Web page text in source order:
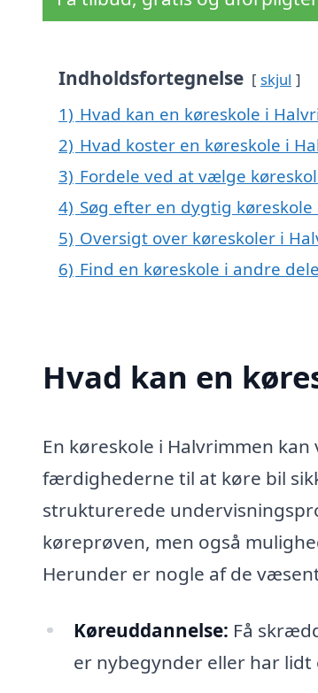
Indholdsfortegnelse skjul
1) Hvad kan en køreskole i
2) Hvad koster en køreskole i
3) Fordele ved at vælge
4) Søg efter en dygtig
5) Oversigt over køreskoler i
6) Find en køreskole i andre
Hvad kan en
En køreskole i Halvrimmen
færdighederne til at køre bil
strukturerede
køreprøven, men også
Herunder er nogle af de
Køreuddannelse: Få
er nybegynder eller har lidt